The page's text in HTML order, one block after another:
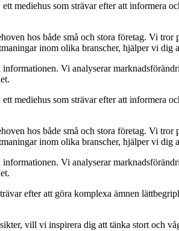
som strävar efter att informera
hos både små och stora företag. Vi
inom olika branscher, hjälper vi dig
Vi analyserar
som strävar efter att informera
hos både små och stora företag. Vi
inom olika branscher, hjälper vi dig
Vi analyserar
efter att göra komplexa ämnen
vill vi inspirera dig att tänka stort och